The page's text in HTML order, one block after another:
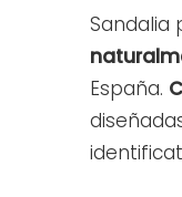
Sandalia
España.